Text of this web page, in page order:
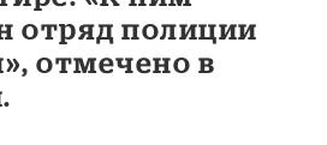
отряд полиции
отмечено в